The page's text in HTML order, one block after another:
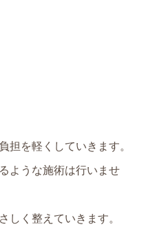
担を軽くしていきます。
ような施術は行いませ
しく整えていきます。